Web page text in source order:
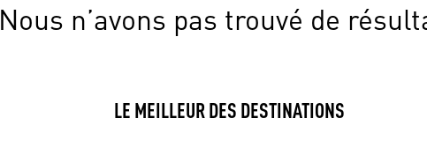
Nous n’avons pas trouvé de
LE MEILLEUR DES DESTINATIONS